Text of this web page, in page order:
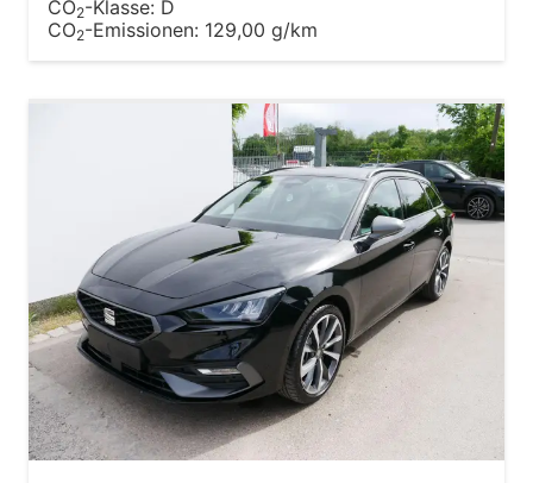
CO2-Klasse: D
CO2-Emissionen: 129,00 g/km